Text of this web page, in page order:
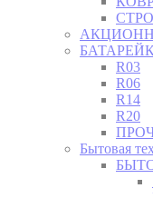
R03
R06
R14
R20
Бытовая